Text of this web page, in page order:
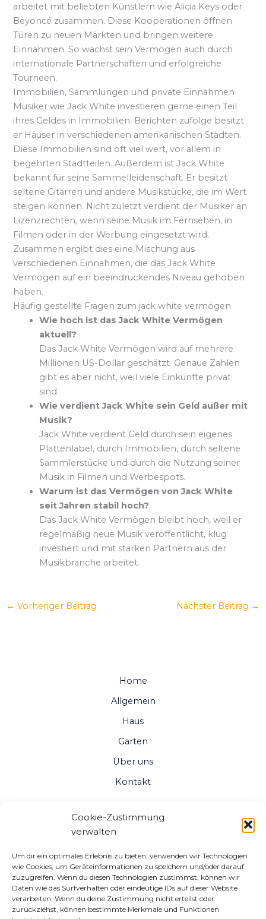
Cookie-Zustimmung
verwalten
Um dir ein optimales Erlebnis zu bieten, verwenden wir Technologien
wie Cookies, um Geräteinformationen zu speichern und/oder darauf
zuzugreifen. Wenn du diesen Technologien zustimmst, können wir
Daten wie das Surfverhalten oder eindeutige IDs auf dieser Website
verarbeiten. Wenn du deine Zustimmung nicht erteilst oder
zurückziehst, können bestimmte Merkmale und Funktionen
arbeitet mit beliebten Künstlern wie Alicia Keys oder
Beyoncé zusammen. Diese Kooperationen öffnen
Türen zu neuen Märkten und bringen weitere
Einnahmen. So wächst sein Vermögen auch durch
internationale Partnerschaften und erfolgreiche
Tourneen.
Immobilien, Sammlungen und private Einnahmen
Musiker wie Jack White investieren gerne einen Teil
ihres Geldes in Immobilien. Berichten zufolge besitzt
er Häuser in verschiedenen amerikanischen Städten.
Diese Immobilien sind oft viel wert, vor allem in
begehrten Stadtteilen. Außerdem ist Jack White
bekannt für seine Sammelleidenschaft. Er besitzt
seltene Gitarren und andere Musikstücke, die im Wert
steigen können. Nicht zuletzt verdient der Musiker an
Lizenzrechten, wenn seine Musik im Fernsehen, in
Filmen oder in der Werbung eingesetzt wird.
Zusammen ergibt dies eine Mischung aus
verschiedenen Einnahmen, die das Jack White
Vermögen auf ein beeindruckendes Niveau gehoben
haben.
Häufig gestellte Fragen zum jack white vermögen
Wie hoch ist das Jack White Vermögen
aktuell?
Das Jack White Vermögen wird auf mehrere
Millionen US-Dollar geschätzt. Genaue Zahlen
gibt es aber nicht, weil viele Einkünfte privat
sind.
Wie verdient Jack White sein Geld außer mit
Musik?
Jack White verdient Geld durch sein eigenes
Plattenlabel, durch Immobilien, durch seltene
Sammlerstücke und durch die Nutzung seiner
Musik in Filmen und Werbespots.
Warum ist das Vermögen von Jack White
seit Jahren stabil hoch?
Das Jack White Vermögen bleibt hoch, weil er
regelmäßig neue Musik veröffentlicht, klug
investiert und mit starken Partnern aus der
Musikbranche arbeitet.
← Vorheriger Beitrag Nächster Beitrag →
Home
Allgemein
Haus
Garten
Über uns
Kontakt